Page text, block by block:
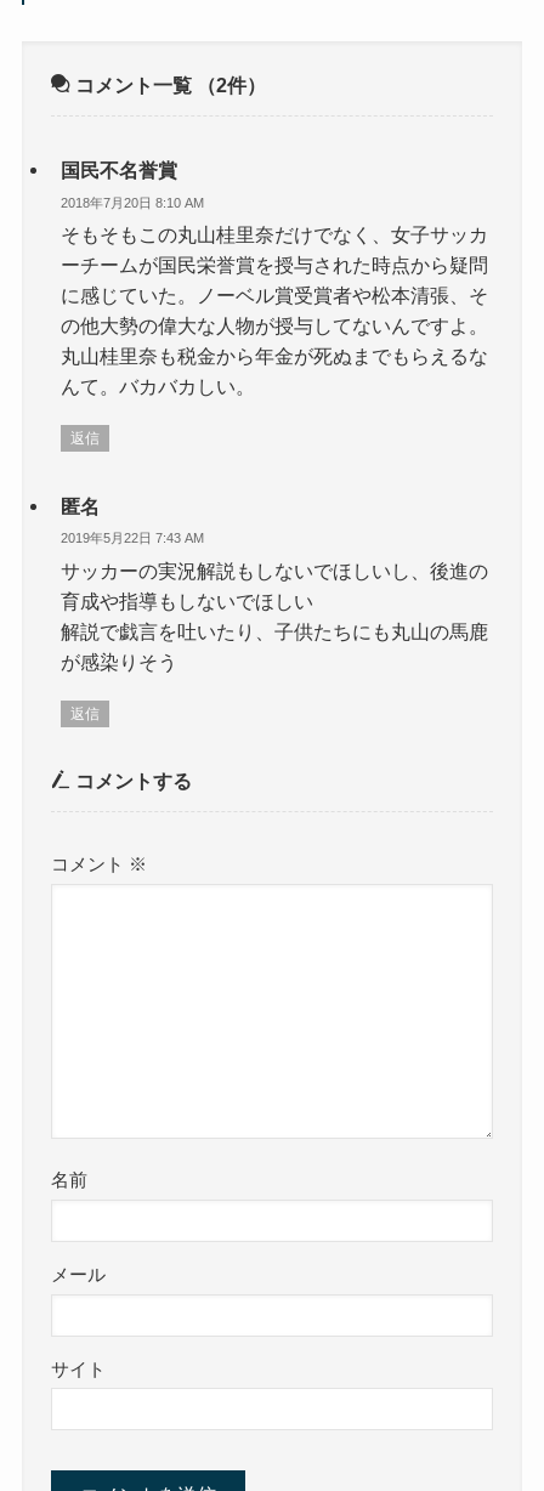
コメント一覧 （2件）
国民不名誉賞
2018年7月20日 8:10 AM
そもそもこの丸山桂里奈だけでなく、女子サッカ
ーチームが国民栄誉賞を授与された時点から疑問
に感じていた。ノーベル賞受賞者や松本清張、そ
の他大勢の偉大な人物が授与してないんですよ。
丸山桂里奈も税金から年金が死ぬまでもらえるな
んて。バカバカしい。
返信
匿名
2019年5月22日 7:43 AM
サッカーの実況解説もしないでほしいし、後進の
育成や指導もしないでほしい
解説で戯言を吐いたり、子供たちにも丸山の馬鹿
が感染りそう
返信
コメントする
コメント ※
名前
メール
サイト